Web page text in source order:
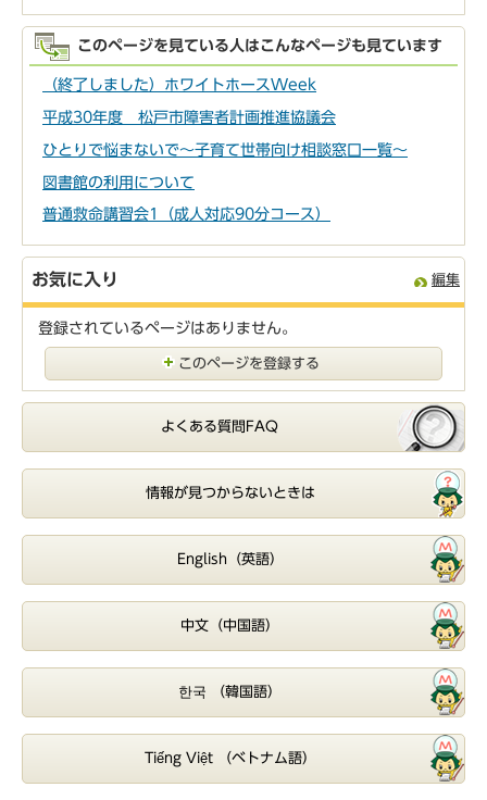
このページを見ている人はこんなページも見ています
（終了しました）ホワイトホースWeek
平成30年度 松戸市障害者計画推進協議会
ひとりで悩まないで～子育て世帯向け相談窓口一覧～
図書館の利用について
普通救命講習会1（成人対応90分コース）
お気に入り 編集
登録されているページはありません。
このページを登録する
よくある質問FAQ
情報が見つからないときは
English（英語）
中文（中国語）
한국 （韓国語）
Tiếng Việt （ベトナム語）